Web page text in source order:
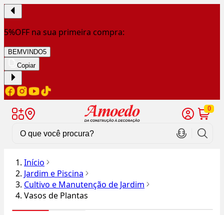
5%OFF na sua primeira compra:
BEMVINDO5
Copiar
0
Início
Jardim e Piscina
Cultivo e Manutenção de Jardim
Vasos de Plantas